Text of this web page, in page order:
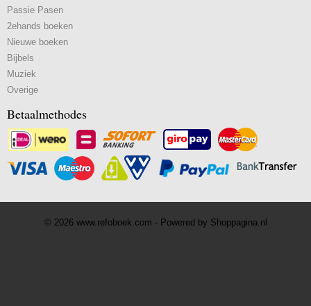
Passie Pasen
2ehands boeken
Nieuwe boeken
Bijbels
Muziek
Overige
Betaalmethodes
© 2026 www.refoboek.com - Powered by Shoppagina.nl